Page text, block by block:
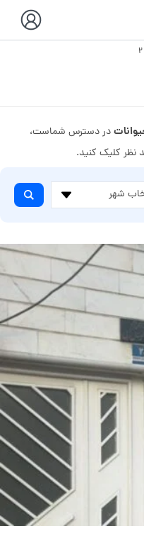
در دسترس شماست،
نظر کلیک کنید.